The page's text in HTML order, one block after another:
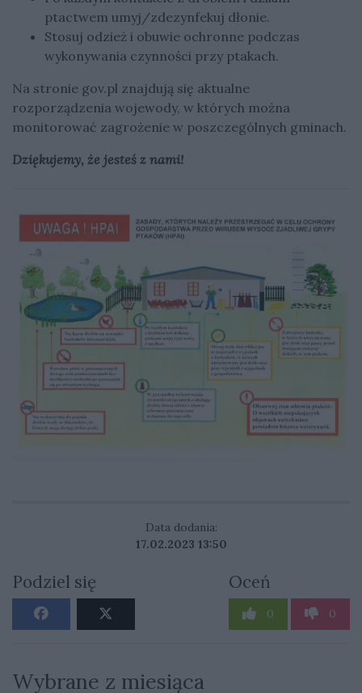
ptactwem umyj/zdezynfekuj dłonie.
Stosuj odzież i obuwie ochronne podczas
wykonywania czynności przy ptakach.
Na stronie gov.pl znajdują się aktualne
rozporządzenia wojewody, w których można
monitorować zagrożenie w poszczególnych gminach.
Dziękujemy, że jesteś z nami!
Data dodania:
17.02.2023 13:50
Podziel się Oceń
0 0
Wybrane z miesiąca